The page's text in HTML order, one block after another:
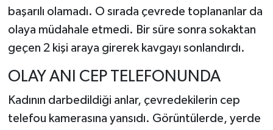
başarılı olamadı. O sırada çevrede toplananlar da
olaya müdahale etmedi. Bir süre sonra sokaktan
geçen 2 kişi araya girerek kavgayı sonlandırdı.
OLAY ANI CEP TELEFONUNDA
Kadının darbedildiği anlar, çevredekilerin cep
telefou kamerasına yansıdı. Görüntülerde, yerde